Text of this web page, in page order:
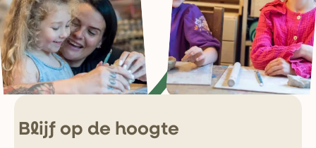
Blijf op de hoogte